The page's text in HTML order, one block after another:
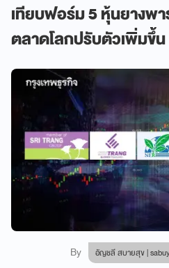
เทียบฟอร์ม 5 หุ้นยางพา
ตลาดโลกปรับตัวเพิ่มขึ้น
By อัญชลี สบายสุข |